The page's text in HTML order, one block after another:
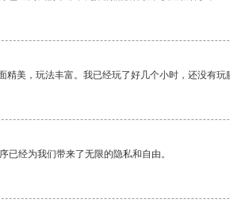
精美，玩法丰富。我已经玩了好几个小时，还没有玩
已经为我们带来了无限的隐私和自由。